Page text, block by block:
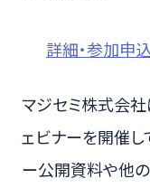
詳細・参加申
マジセミ株式会社
ェビナーを開催し
ー公開資料や他